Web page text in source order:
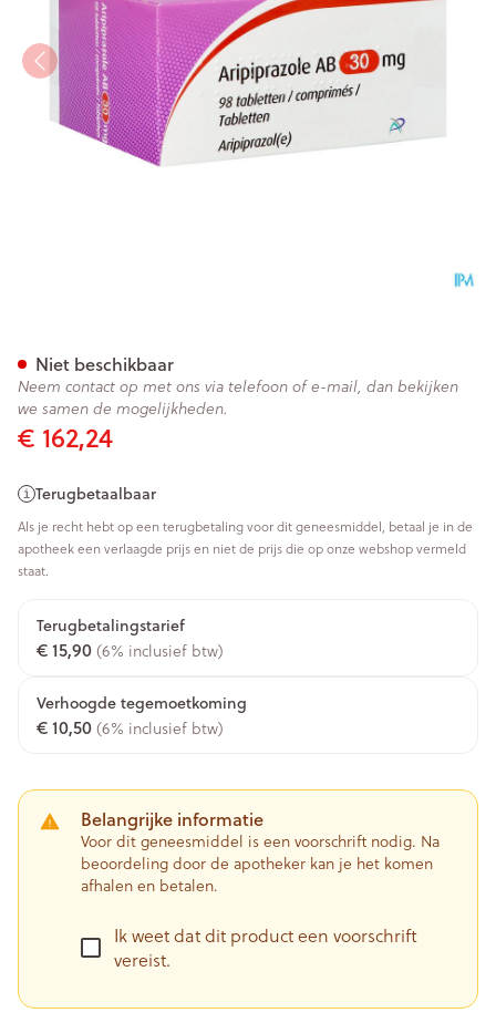
€ 162,24
Terugbetaalbaar
Als je recht hebt op een terugbetaling voor dit geneesmiddel, betaal je in de
apotheek een verlaagde prijs en niet de prijs die op onze webshop vermeld
staat.
Terugbetalingstarief
€ 15,90(6% inclusief btw)
Verhoogde tegemoetkoming
€ 10,50(6% inclusief btw)
Belangrijke informatie
Voor dit geneesmiddel is een voorschrift nodig. Na
beoordeling door de apotheker kan je het komen
afhalen en betalen.
Ik weet dat dit product een voorschrift
vereist.
Niet beschikbaar
Neem contact op met ons via telefoon of e-mail, dan bekijken
we samen de mogelijkheden.